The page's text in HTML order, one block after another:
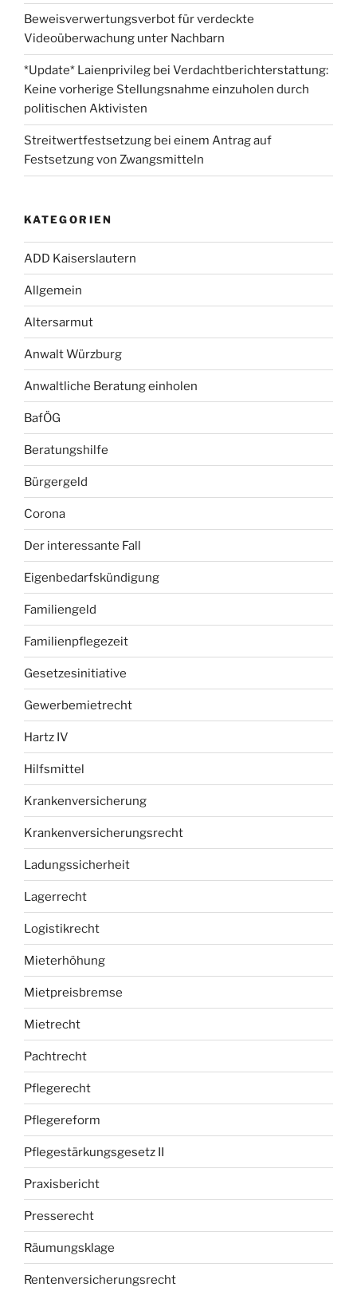
Beweisverwertungsverbot für verdeckte
Videoüberwachung unter Nachbarn
*Update* Laienprivileg bei Verdachtberichterstattung:
Keine vorherige Stellungsnahme einzuholen durch
politischen Aktivisten
Streitwertfestsetzung bei einem Antrag auf
Festsetzung von Zwangsmitteln
KATEGORIEN
ADD Kaiserslautern
Allgemein
Altersarmut
Anwalt Würzburg
Anwaltliche Beratung einholen
BafÖG
Beratungshilfe
Bürgergeld
Corona
Der interessante Fall
Eigenbedarfskündigung
Familiengeld
Familienpflegezeit
Gesetzesinitiative
Gewerbemietrecht
Hartz IV
Hilfsmittel
Krankenversicherung
Krankenversicherungsrecht
Ladungssicherheit
Lagerrecht
Logistikrecht
Mieterhöhung
Mietpreisbremse
Mietrecht
Pachtrecht
Pflegerecht
Pflegereform
Pflegestärkungsgesetz II
Praxisbericht
Presserecht
Räumungsklage
Rentenversicherungsrecht